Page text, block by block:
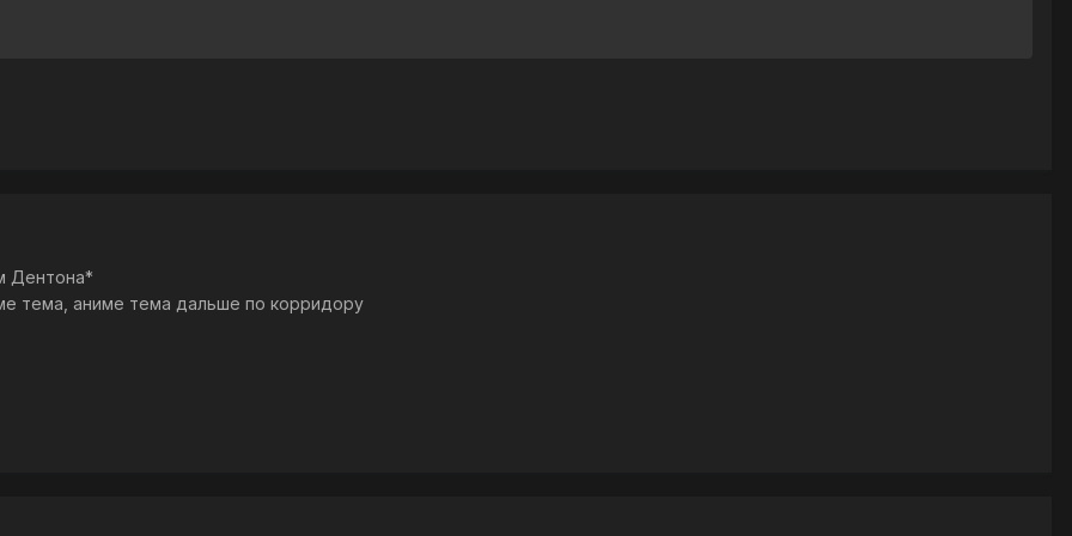
Дентона*
тема, аниме тема дальше по корридору